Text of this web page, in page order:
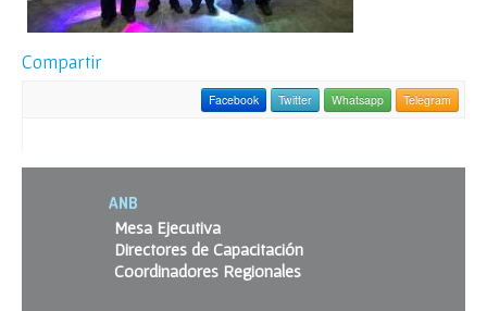
Compartir
Facebook Twitter Whatsapp Telegram
ANB
Mesa Ejecutiva
Directores de Capacitación
Coordinadores Regionales